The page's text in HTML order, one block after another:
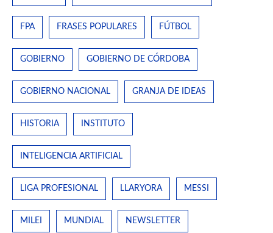
FPA FRASES POPULARES FÚTBOL
GOBIERNO GOBIERNO DE CÓRDOBA
GOBIERNO NACIONAL GRANJA DE IDEAS
HISTORIA INSTITUTO
INTELIGENCIA ARTIFICIAL
LIGA PROFESIONAL LLARYORA MESSI
MILEI MUNDIAL NEWSLETTER